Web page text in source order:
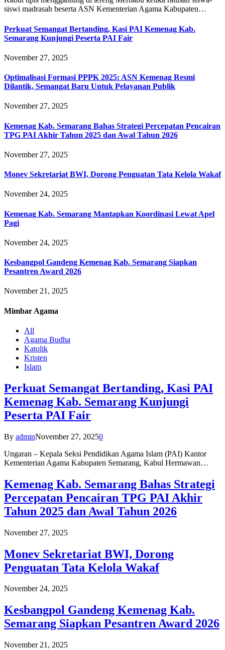
siswi madrasah beserta ASN Kementerian Agama Kabupaten…
Perkuat Semangat Bertanding, Kasi PAI Kemenag Kab.
Semarang Kunjungi Peserta PAI Fair
November 27, 2025
Optimalisasi Formasi PPPK 2025: ASN Kemenag Resmi
Dilantik, Semangat Baru Untuk Pelayanan Publik
November 27, 2025
Kemenag Kab. Semarang Bahas Strategi Percepatan Pencairan
TPG PAI Akhir Tahun 2025 dan Awal Tahun 2026
November 27, 2025
Monev Sekretariat BWI, Dorong Penguatan Tata Kelola Wakaf
November 24, 2025
Kemenag Kab. Semarang Mantapkan Koordinasi Lewat Apel
Pagi
November 24, 2025
Kesbangpol Gandeng Kemenag Kab. Semarang Siapkan
Pesantren Award 2026
November 21, 2025
Mimbar Agama
All
Agama Budha
Katolik
Kristen
Islam
Perkuat Semangat Bertanding, Kasi PAI
Kemenag Kab. Semarang Kunjungi
Peserta PAI Fair
By adminNovember 27, 20250
Ungaran – Kepala Seksi Pendidikan Agama Islam (PAI) Kantor
Kementerian Agama Kabupaten Semarang, Kabul Hermawan…
Kemenag Kab. Semarang Bahas Strategi
Percepatan Pencairan TPG PAI Akhir
Tahun 2025 dan Awal Tahun 2026
November 27, 2025
Monev Sekretariat BWI, Dorong
Penguatan Tata Kelola Wakaf
November 24, 2025
Kesbangpol Gandeng Kemenag Kab.
Semarang Siapkan Pesantren Award 2026
November 21, 2025